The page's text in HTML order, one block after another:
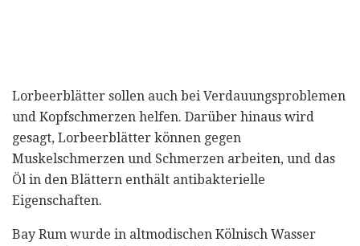
Lorbeerblätter sollen auch bei Verdauungsproblemen
und Kopfschmerzen helfen. Darüber hinaus wird
gesagt, Lorbeerblätter können gegen
Muskelschmerzen und Schmerzen arbeiten, und das
Öl in den Blättern enthält antibakterielle
Eigenschaften.
Bay Rum wurde in altmodischen Kölnisch Wasser